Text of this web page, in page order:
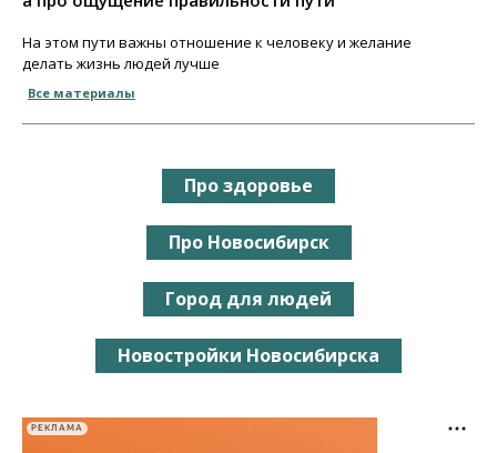
На этом пути важны отношение к человеку и желание
делать жизнь людей лучше
Все материалы
Про здоровье
Про Новосибирск
Город для людей
Новостройки Новосибирска
РЕКЛАМА